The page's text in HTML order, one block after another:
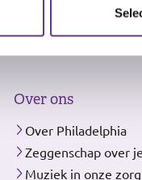
Over ons
Over Philadelphia
Zeggenschap over
Muziek in onze zorg